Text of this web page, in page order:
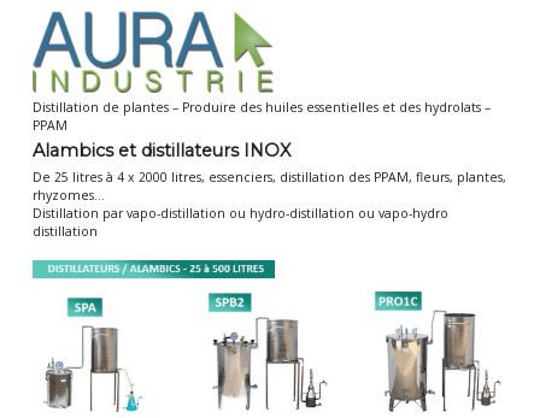
content
Distillation de plantes – Produire des huiles essentielles et des hydrolats –
PPAM
Alambics et distillateurs INOX
De 25 litres à 4 x 2000 litres, essenciers, distillation des PPAM, fleurs, plantes,
rhyzomes…
Distillation par vapo-distillation ou hydro-distillation ou vapo-hydro
distillation